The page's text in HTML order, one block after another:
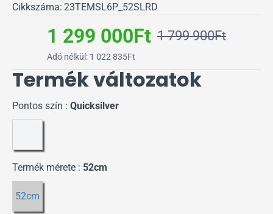
Cikkszáma: 23TEMSL6P_52SLRD
1 299 000Ft 1 799 900Ft
Adó nélkül: 1 022 835Ft
Termék változatok
Pontos szín : Quicksilver
Termék mérete : 52cm
52cm